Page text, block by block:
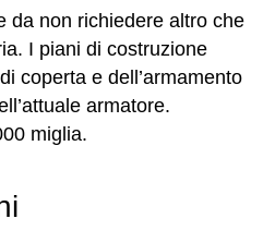
da non richiedere altro che
I piani di costruzione
coperta e dell’armamento
armatore.
miglia.